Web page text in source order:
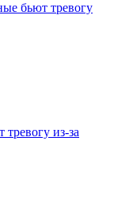
бьют тревогу
из-за